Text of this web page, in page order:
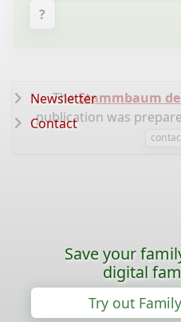
?
TheStammbaum
publication was
Newsletter
Contact
Save your
digital
Try out